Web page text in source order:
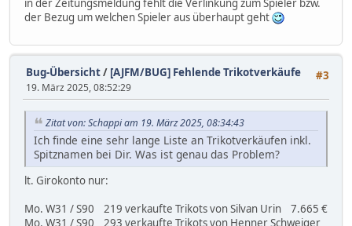
in der Zeitungsmeldung fehlt die Verlinkung zum Spieler bzw.
der Bezug um welchen Spieler aus überhaupt geht
#3
Bug-Übersicht/ [AJFM/BUG] Fehlende Trikotverkäufe
19. März 2025, 08:52:29
Zitat von: Schappi am 19. März 2025, 08:34:43
Ich finde eine sehr lange Liste an Trikotverkäufen inkl.
Spitznamen bei Dir. Was ist genau das Problem?
lt. Girokonto nur:
Mo. W31 / S90 219 verkaufte Trikots von Silvan Urin 7.665 €
Mo. W31 / S90 293 verkaufte Trikots von Henner Schweiger